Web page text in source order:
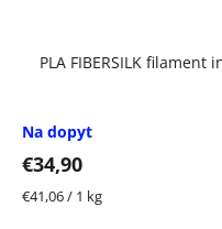
PLA FIBERSILK
Na dopyt
€34,90
Jednotková
€41,06 / 1 kg